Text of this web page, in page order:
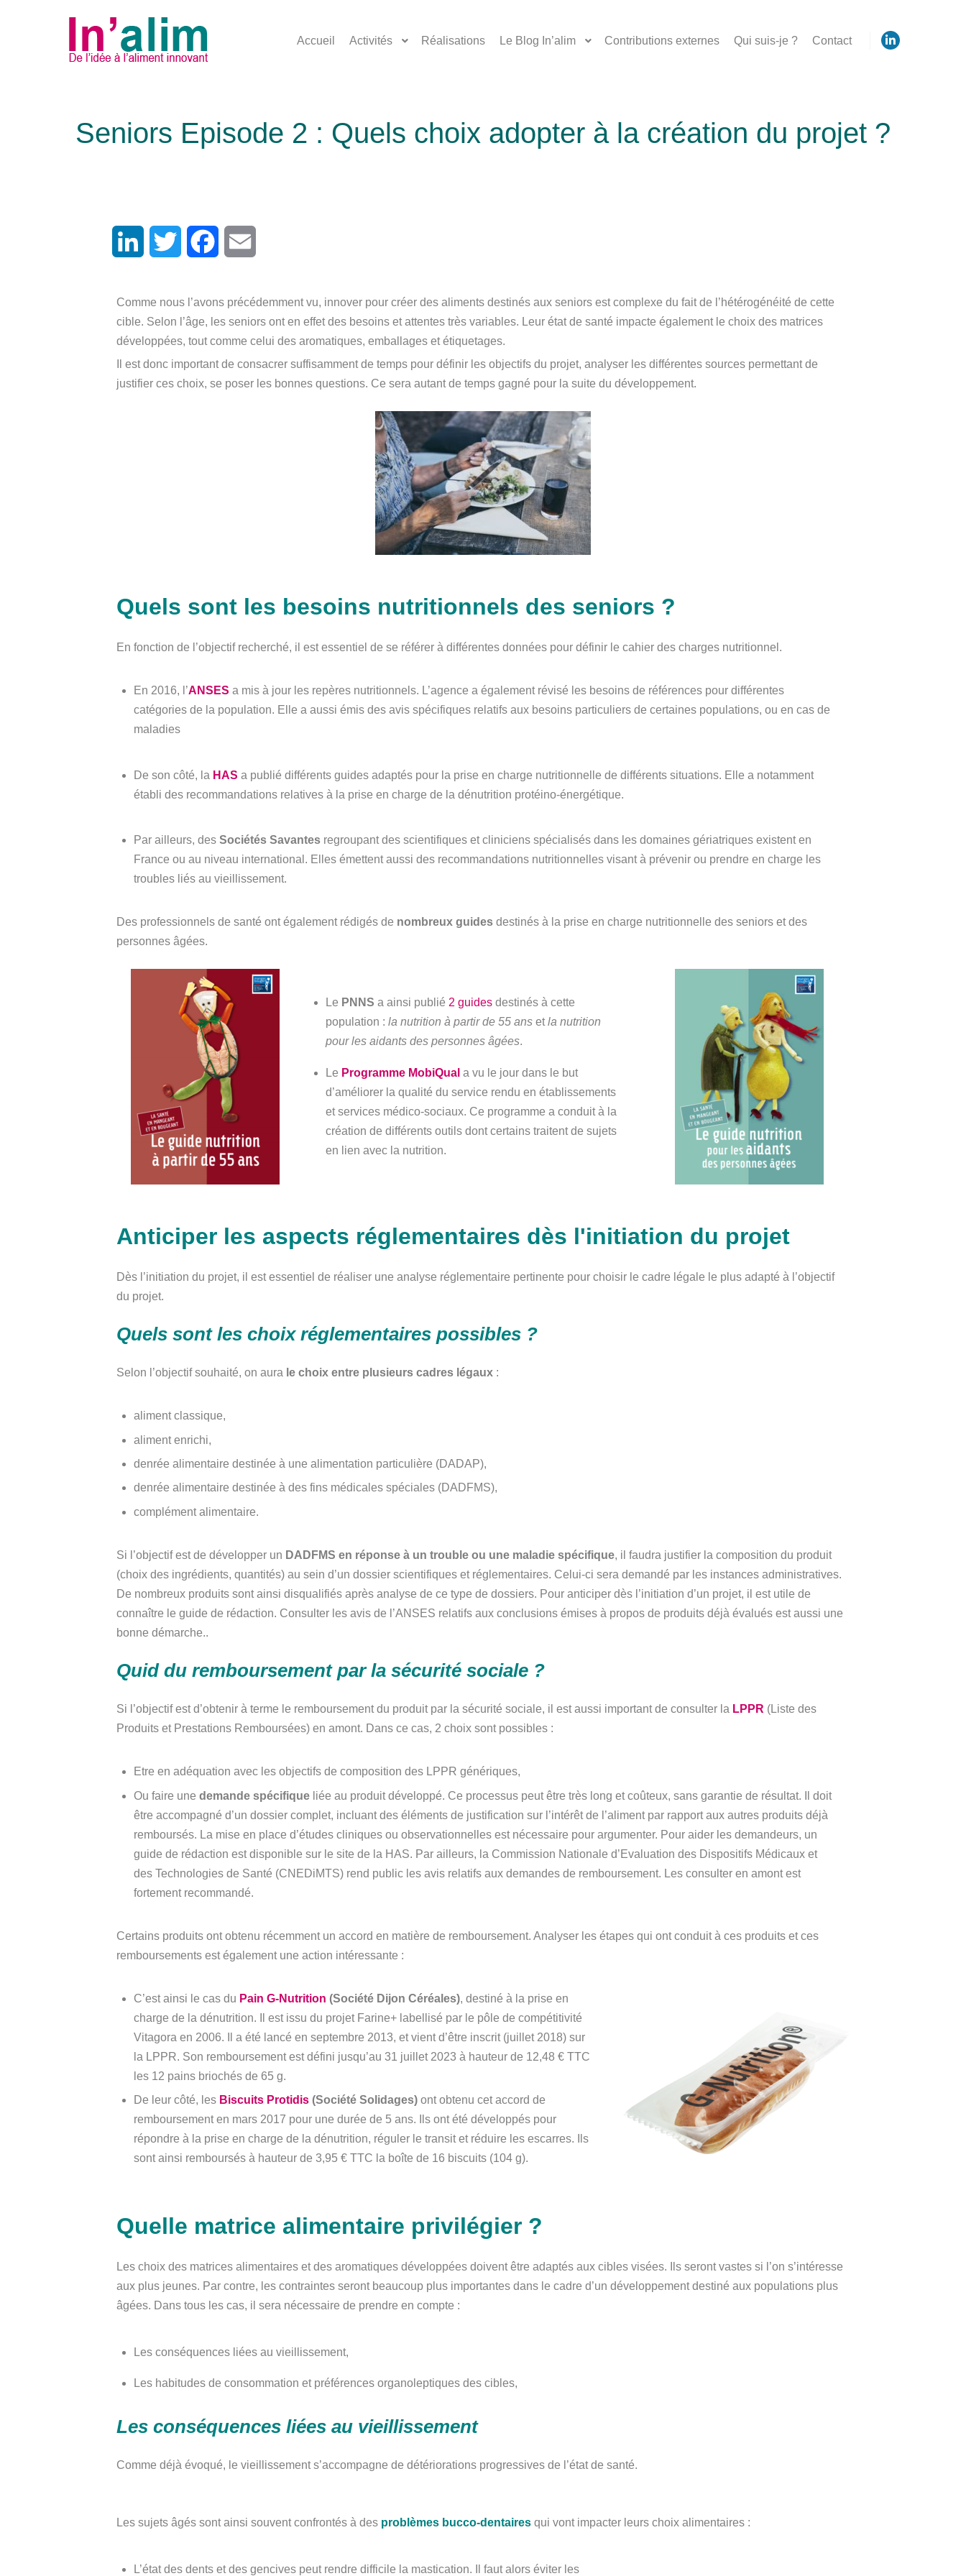
Accueil Activités Réalisations Le Blog In’alim Contributions externes Qui suis-je ? Contact
Seniors Episode 2 : Quels choix adopter à la création du projet ?
LinkedIn Twitter Facebook
Comme nous l’avons précédemment vu, innover pour créer des aliments destinés aux seniors est complexe du fait de l’hétérogénéité de cette
cible. Selon l’âge, les seniors ont en effet des besoins et attentes très variables. Leur état de santé impacte également le choix des matrices
développées, tout comme celui des aromatiques, emballages et étiquetages.
Il est donc important de consacrer suffisamment de temps pour définir les objectifs du projet, analyser les différentes sources permettant de
justifier ces choix, se poser les bonnes questions. Ce sera autant de temps gagné pour la suite du développement.
Quels sont les besoins nutritionnels des seniors ?
En fonction de l’objectif recherché, il est essentiel de se référer à différentes données pour définir le cahier des charges nutritionnel.
En 2016, l’ANSES a mis à jour les repères nutritionnels. L’agence a également révisé les besoins de références pour différentes
catégories de la population. Elle a aussi émis des avis spécifiques relatifs aux besoins particuliers de certaines populations, ou en cas de
maladies
De son côté, la HAS a publié différents guides adaptés pour la prise en charge nutritionnelle de différents situations. Elle a notamment
établi des recommandations relatives à la prise en charge de la dénutrition protéino-énergétique.
Par ailleurs, des Sociétés Savantes regroupant des scientifiques et cliniciens spécialisés dans les domaines gériatriques existent en
France ou au niveau international. Elles émettent aussi des recommandations nutritionnelles visant à prévenir ou prendre en charge les
troubles liés au vieillissement.
Des professionnels de santé ont également rédigés de nombreux guides destinés à la prise en charge nutritionnelle des seniors et des
personnes âgées.
Le PNNS a ainsi publié 2 guidesdestinés à cette
population : la nutrition à partir de 55 ansetla nutrition
pour les aidants des personnes âgées.
Le Programme MobiQual a vu le jour dans le but
d’améliorer la qualité du service rendu en établissements
et services médico-sociaux. Ce programme a conduit à la
création de différents outils dont certains traitent de sujets
en lien avec la nutrition.
Anticiper les aspects réglementaires dès l'initiation du projet
Dès l’initiation du projet, il est essentiel de réaliser une analyse réglementaire pertinente pour choisir le cadre légale le plus adapté à l’objectif
du projet.
Quels sont les choix réglementaires possibles ?
Selon l’objectif souhaité, on aura le choix entre plusieurs cadres légaux :
aliment classique,
aliment enrichi,
denrée alimentaire destinée à une alimentation particulière (DADAP),
denrée alimentaire destinée à des fins médicales spéciales (DADFMS),
complément alimentaire.
Si l’objectif est de développer un DADFMS en réponse à un trouble ou une maladie spécifique, il faudra justifier la composition du produit
(choix des ingrédients, quantités) au sein d’un dossier scientifiques et réglementaires. Celui-ci sera demandé par les instances administratives.
De nombreux produits sont ainsi disqualifiés après analyse de ce type de dossiers. Pour anticiper dès l’initiation d’un projet, il est utile de
connaître le guide de rédaction. Consulter les avis de l’ANSES relatifs aux conclusions émises à propos de produits déjà évalués est aussi une
bonne démarche..
Quid du remboursement par la sécurité sociale ?
Si l’objectif est d’obtenir à terme le remboursement du produit par la sécurité sociale, il est aussi important de consulter la LPPR (Liste des
Produits et Prestations Remboursées) en amont. Dans ce cas, 2 choix sont possibles :
Etre en adéquation avec les objectifs de composition des LPPR génériques,
Ou faire une demande spécifique liée au produit développé. Ce processus peut être très long et coûteux, sans garantie de résultat. Il doit
être accompagné d’un dossier complet, incluant des éléments de justification sur l’intérêt de l’aliment par rapport aux autres produits déjà
remboursés. La mise en place d’études cliniques ou observationnelles est nécessaire pour argumenter. Pour aider les demandeurs, un
guide de rédaction est disponible sur le site de la HAS. Par ailleurs, la Commission Nationale d’Evaluation des Dispositifs Médicaux et
des Technologies de Santé (CNEDiMTS) rend public les avis relatifs aux demandes de remboursement. Les consulter en amont est
fortement recommandé.
Certains produits ont obtenu récemment un accord en matière de remboursement. Analyser les étapes qui ont conduit à ces produits et ces
remboursements est également une action intéressante :
C’est ainsi le cas du Pain G-Nutrition (Société Dijon Céréales), destiné à la prise en
charge de la dénutrition. Il est issu du projet Farine+ labellisé par le pôle de compétitivité
Vitagora en 2006. Il a été lancé en septembre 2013, et vient d’être inscrit (juillet 2018) sur
la LPPR. Son remboursement est défini jusqu’au 31 juillet 2023 à hauteur de 12,48 € TTC
les 12 pains briochés de 65 g.
De leur côté, les Biscuits Protidis (Société Solidages) ont obtenu cet accord de
remboursement en mars 2017 pour une durée de 5 ans. Ils ont été développés pour
répondre à la prise en charge de la dénutrition, réguler le transit et réduire les escarres. Ils
sont ainsi remboursés à hauteur de 3,95 € TTC la boîte de 16 biscuits (104 g).
Quelle matrice alimentaire privilégier ?
Les choix des matrices alimentaires et des aromatiques développées doivent être adaptés aux cibles visées. Ils seront vastes si l’on s’intéresse
aux plus jeunes. Par contre, les contraintes seront beaucoup plus importantes dans le cadre d’un développement destiné aux populations plus
âgées. Dans tous les cas, il sera nécessaire de prendre en compte :
Les conséquences liées au vieillissement,
Les habitudes de consommation et préférences organoleptiques des cibles,
Les conséquences liées au vieillissement
Comme déjà évoqué, le vieillissement s’accompagne de détériorations progressives de l’état de santé.
Les sujets âgés sont ainsi souvent confrontés à des problèmes bucco-dentaires qui vont impacter leurs choix alimentaires :
L’état des dents et des gencives peut rendre difficile la mastication. Il faut alors éviter les